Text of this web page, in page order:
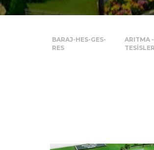
BARAJ-HES-GES-
RES
ARITMA